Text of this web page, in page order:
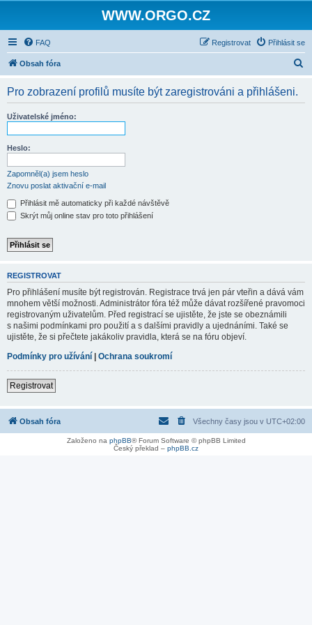
WWW.ORGO.CZ
FAQ Přihlásit se
Registrovat
Obsah fóra
Pro zobrazení profilů musíte být zaregistrováni a přihlášeni.
Uživatelské jméno:
Heslo:
Zapomněl(a) jsem heslo
Znovu poslat aktivační e-mail
Přihlásit mě automaticky při každé návštěvě
Skrýt můj online stav pro toto přihlášení
REGISTROVAT
Pro přihlášení musíte být registrován. Registrace trvá jen pár vteřin a dává vám
mnohem větší možnosti. Administrátor fóra též může dávat rozšířené pravomoci
registrovaným uživatelům. Před registrací se ujistěte, že jste se obeznámili
s našimi podmínkami pro použití a s dalšími pravidly a ujednáními. Také se
ujistěte, že si přečtete jakákoliv pravidla, která se na fóru objeví.
Podmínky pro užívání | Ochrana soukromí
Registrovat
Obsah fóra Všechny časy jsou v UTC+02:00
Založeno na phpBB® Forum Software © phpBB Limited
Český překlad – phpBB.cz